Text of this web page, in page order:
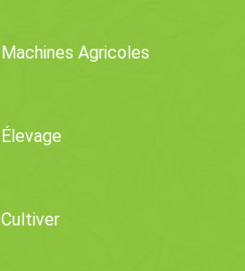
Machines Agricoles
Élevage
Cultiver